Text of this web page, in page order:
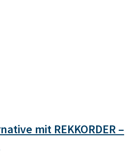
mit REKKORDER –